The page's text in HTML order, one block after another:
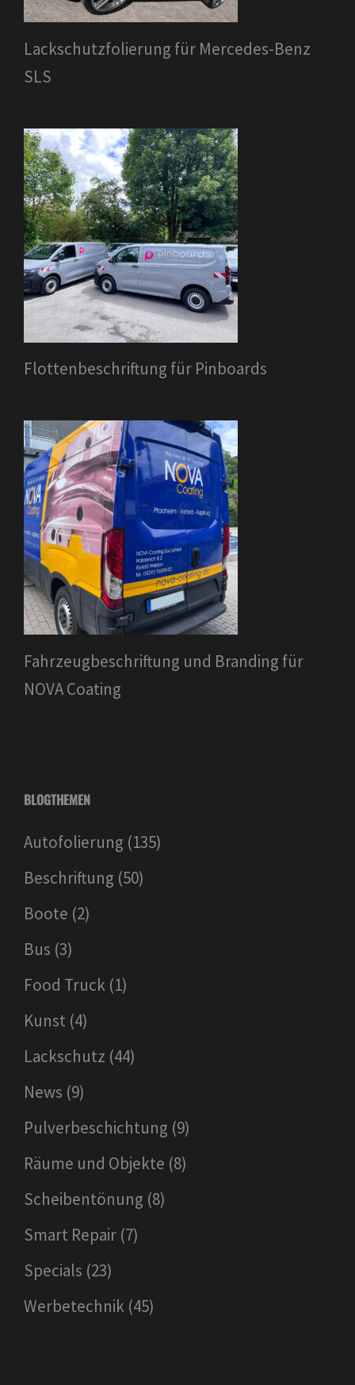
Lackschutzfolierung für Mercedes-Benz
SLS
Flottenbeschriftung für Pinboards
Fahrzeugbeschriftung und Branding für
NOVA Coating
BLOGTHEMEN
Autofolierung (135)
Beschriftung (50)
Boote (2)
Bus (3)
Food Truck (1)
Kunst (4)
Lackschutz (44)
News (9)
Pulverbeschichtung (9)
Räume und Objekte (8)
Scheibentönung (8)
Smart Repair (7)
Specials (23)
Werbetechnik (45)